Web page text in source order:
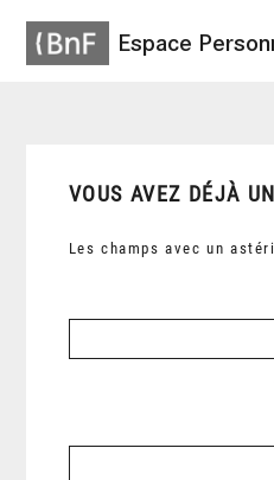
Espace
VOUS AVEZ DÉJÀ
Les champs avec un